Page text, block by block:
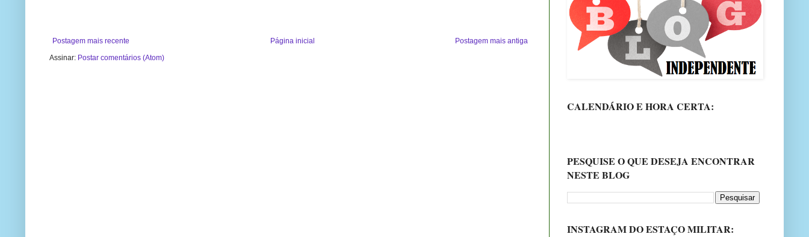
Postagem mais recente Postagem mais antiga
Página inicial
Assinar: Postar comentários (Atom)
CALENDÁRIO E HORA CERTA:
PESQUISE O QUE DESEJA ENCONTRAR
NESTE BLOG
INSTAGRAM DO ESTAÇO MILITAR: